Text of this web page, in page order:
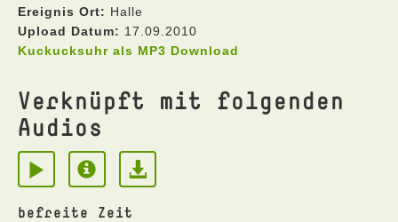
Ereignis Ort: Halle
Upload Datum: 17.09.2010
Kuckucksuhr als MP3 Download
Verknüpft mit folgenden
Audios
befreite Zeit